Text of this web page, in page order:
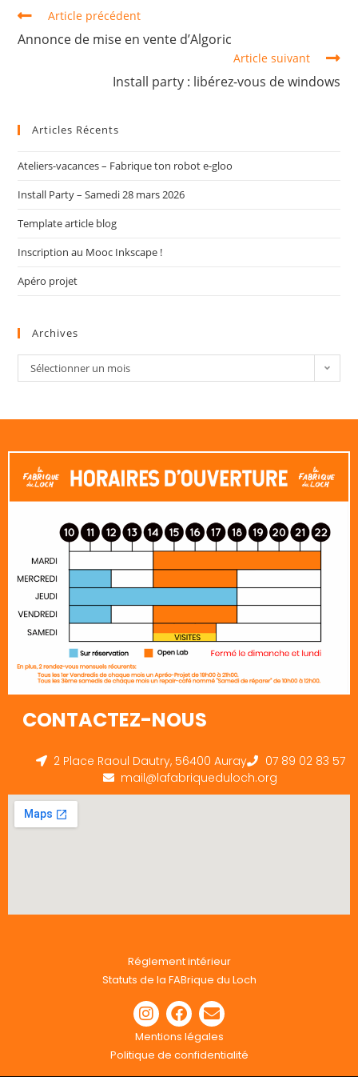
Article précédent
Annonce de mise en vente d’Algoric
Article suivant
Install party : libérez-vous de windows
Articles Récents
Ateliers-vacances – Fabrique ton robot e-gloo
Install Party – Samedi 28 mars 2026
Template article blog
Inscription au Mooc Inkscape !
Apéro projet
Archives
Sélectionner un mois
CONTACTEZ-NOUS
2 Place Raoul Dautry, 56400 Auray
07 89 02 83 57
mail@lafabriqueduloch.org
Réglement intérieur
Statuts de la FABrique du Loch
Mentions légales
Politique de confidentialité